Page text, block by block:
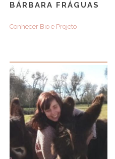
BÁRBARA FRÁGUAS
Conhecer Bio e Projeto